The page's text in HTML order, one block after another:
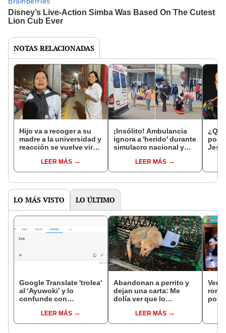
NOTAS RELACIONADAS
Hijo va a recoger a su
madre a la universidad y
reacción se vuelve viral:
ciclo, no seas tumba la
fiesta"
LEER MÁS
¡Insólito! Ambulancia
ignora a 'herido' durante
simulacro nacional y
vas caminando"
LEER MÁS
por
LO MÁS VISTO LO ÚLTIMO
Google Translate 'trolea'
al ‘Ayuwoki’ y lo
confunde con
[FOTOS]LEER MÁS
Abandonan a perrito y
dejan una carta: Me
dolía ver que lo
familiaresLEER MÁS
pollo